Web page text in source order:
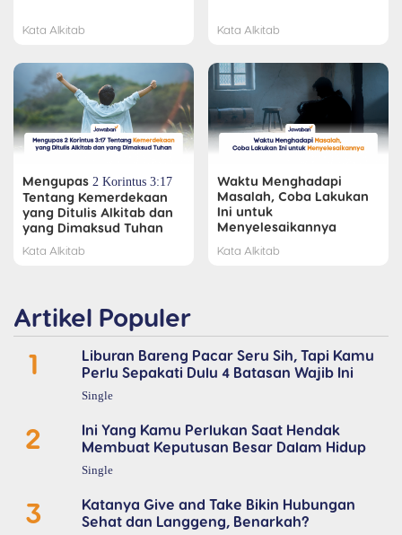
Kata Alkitab Kata Alkitab
Mengupas 2 Korintus 3:17
Tentang Kemerdekaan
yang Ditulis Alkitab dan
yang Dimaksud Tuhan
Kata Alkitab
Waktu Menghadapi
Masalah, Coba Lakukan
Ini untuk
Menyelesaikannya
Kata Alkitab
Artikel Populer
1
Liburan Bareng Pacar Seru Sih, Tapi Kamu
Perlu Sepakati Dulu 4 Batasan Wajib Ini
Single
2
Ini Yang Kamu Perlukan Saat Hendak
Membuat Keputusan Besar Dalam Hidup
Single
3
Katanya Give and Take Bikin Hubungan
Sehat dan Langgeng, Benarkah?